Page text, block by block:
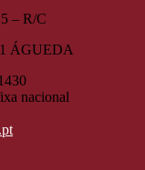
– R/C
ÁGUEDA
nacional